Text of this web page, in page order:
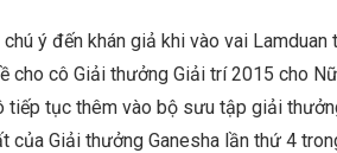
ý đến khán giả khi vào vai Lamduan
cho cô Giải thưởng Giải trí 2015 cho
tiếp tục thêm vào bộ sưu tập giải
của Giải thưởng Ganesha lần thứ 4